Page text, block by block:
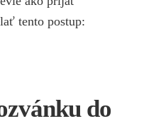
tento postup:
do